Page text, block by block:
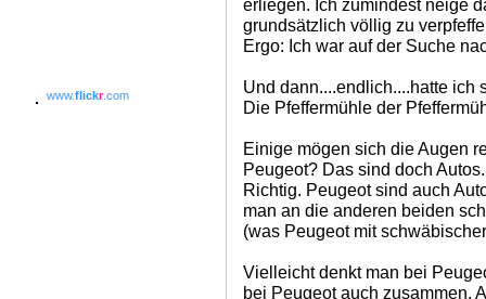
www.flickr.com
erliegen. Ich zumindest neige
grundsätzlich völlig zu
Ergo: Ich war auf der Suche
Und dann....endlich....hatte ich
Die Pfeffermühle der
Einige mögen sich die Augen
Peugeot? Das sind doch
Richtig. Peugeot sind auch
man an die anderen beiden
(was Peugeot mit
Vielleicht denkt man bei
bei Peugeot auch zusammen.